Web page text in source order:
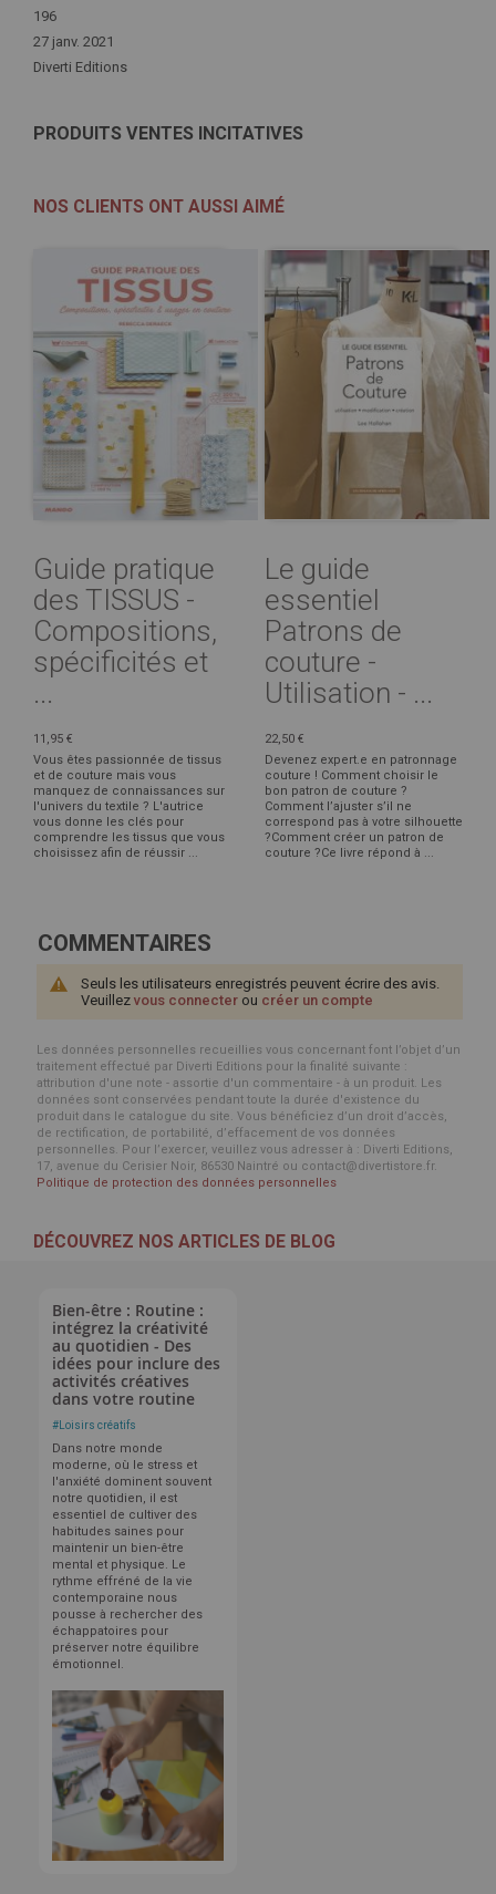
196
27 janv. 2021
Diverti Editions
PRODUITS VENTES INCITATIVES
NOS CLIENTS ONT AUSSI AIMÉ
Guide pratique
des TISSUS -
Compositions,
spécificités et
...
11,95 €
Vous êtes passionnée de tissus
et de couture mais vous
manquez de connaissances sur
l'univers du textile ? L'autrice
vous donne les clés pour
comprendre les tissus que vous
choisissez afin de réussir ...
Le guide
essentiel
Patrons de
couture -
Utilisation - ...
22,50 €
Devenez expert.e en patronnage
couture ! Comment choisir le
bon patron de couture ?
Comment l’ajuster s’il ne
correspond pas à votre silhouette
?Comment créer un patron de
couture ?Ce livre répond à ...
COMMENTAIRES
Seuls les utilisateurs enregistrés peuvent écrire des avis.
Veuillez vous connecter ou créer un compte
Les données personnelles recueillies vous concernant font l’objet d’un
traitement effectué par Diverti Editions pour la finalité suivante :
attribution d'une note - assortie d'un commentaire - à un produit. Les
données sont conservées pendant toute la durée d'existence du
produit dans le catalogue du site. Vous bénéficiez d’un droit d’accès,
de rectification, de portabilité, d’effacement de vos données
personnelles. Pour l’exercer, veuillez vous adresser à : Diverti Editions,
17, avenue du Cerisier Noir, 86530 Naintré ou contact@divertistore.fr.
Politique de protection des données personnelles
DÉCOUVREZ NOS ARTICLES DE BLOG
Bien-être : Routine :
intégrez la créativité
au quotidien - Des
idées pour inclure des
activités créatives
dans votre routine
# Loisirs créatifs
Dans notre monde
moderne, où le stress et
l'anxiété dominent souvent
notre quotidien, il est
essentiel de cultiver des
habitudes saines pour
maintenir un bien-être
mental et physique. Le
rythme effréné de la vie
contemporaine nous
pousse à rechercher des
échappatoires pour
préserver notre équilibre
émotionnel.